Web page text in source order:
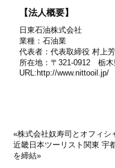
【法人概要】
日東石油株式会社
業種：石油業
代表者：代表取締役 村上
所在地：〒321-0912 栃木
URL: http://www.nittooil.jp/
«株式会社奴寿司とオフィ
近畿日本ツーリスト関東 宇
を締結»